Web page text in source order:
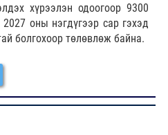
хүрээлэн одоогоор 9300
оны нэгдүгээр сар гэхэд
болгохоор төлөвлөж байна.